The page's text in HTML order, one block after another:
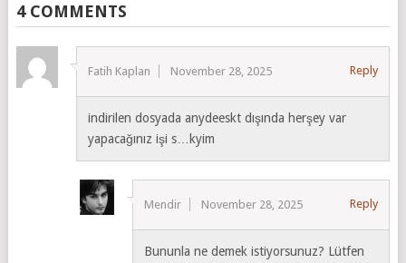
4 COMMENTS
Fatih Kaplan November 28, 2025 Reply
indirilen dosyada anydeeskt dışında herşey var
yapacağınız işi s…kyim
Mendir November 28, 2025 Reply
Bununla ne demek istiyorsunuz? Lütfen